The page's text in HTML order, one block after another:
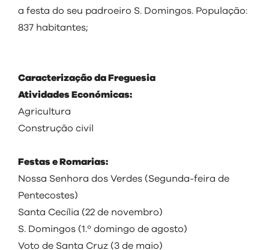
a festa do seu padroeiro S. Domingos. População:
837 habitantes;
Caracterização da Freguesia
Atividades Económicas:
Agricultura
Construção civil
Festas e Romarias:
Nossa Senhora dos Verdes (Segunda-feira de
Pentecostes)
Santa Cecília (22 de novembro)
S. Domingos (1.º domingo de agosto)
Voto de Santa Cruz (3 de maio)